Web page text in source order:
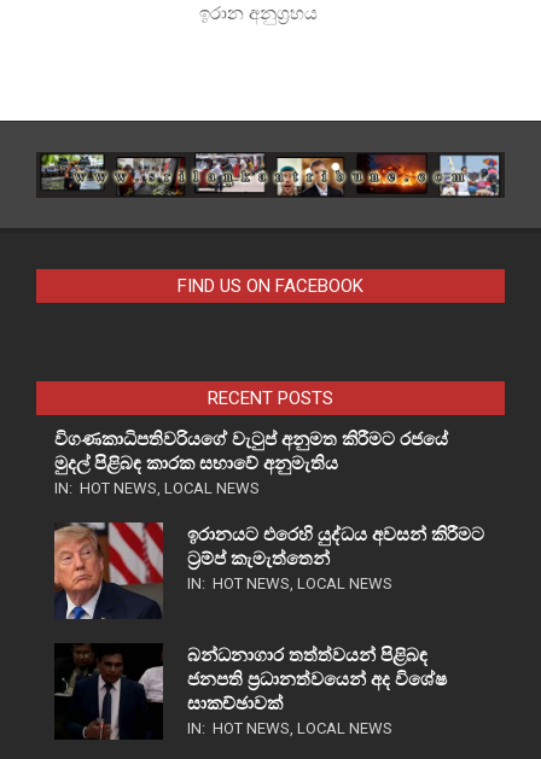
ඉරාන අනුග්‍රහය
FIND US ON FACEBOOK
RECENT POSTS
විගණකාධිපතිවරියගේ වැටුප් අනුමත කිරීමට රජයේ
මුදල් පිළිබඳ කාරක සභාවේ අනුමැතිය
IN: HOT NEWS, LOCAL NEWS
ඉරානයට එරෙහි යුද්ධය අවසන් කිරීමට
ට්‍රම්ප් කැමැත්තෙන්
IN: HOT NEWS, LOCAL NEWS
බන්ධනාගාර තත්ත්වයන් පිළිබඳ
ජනපති ප්‍රධානත්වයෙන් අද විශේෂ
සාකච්ඡාවක්
IN: HOT NEWS, LOCAL NEWS